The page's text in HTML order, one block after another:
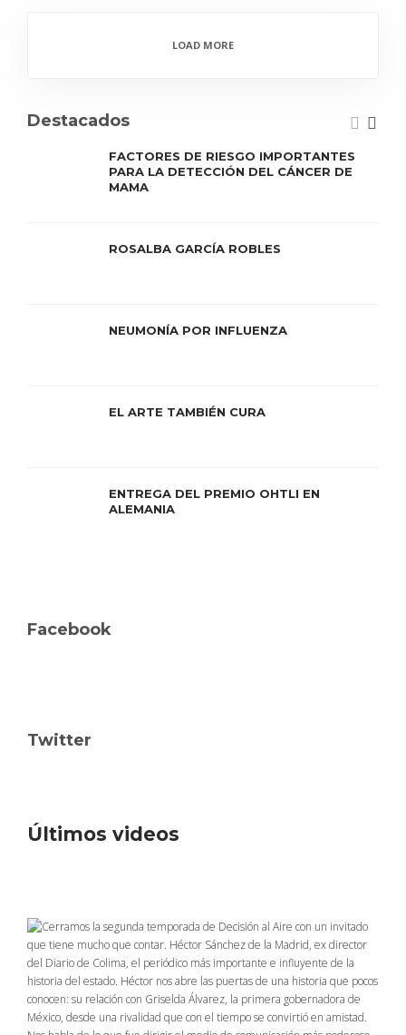
LOAD MORE
Destacados
FACTORES DE RIESGO IMPORTANTES
PARA LA DETECCIÓN DEL CÁNCER DE
MAMA
ROSALBA GARCÍA ROBLES
NEUMONÍA POR INFLUENZA
EL ARTE TAMBIÉN CURA
ENTREGA DEL PREMIO OHTLI EN
ALEMANIA
Facebook
Twitter
Últimos videos